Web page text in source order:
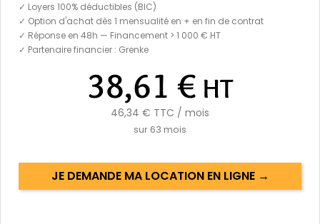
✓ Loyers 100% déductibles (BIC)
✓ Option d'achat dès 1 mensualité en + en fin de contrat
✓ Réponse en 48h — Financement > 1 000 € HT
✓ Partenaire financier : Grenke
38,61 € HT
46,34 € TTC / mois
sur 63 mois
JE DEMANDE MA LOCATION EN LIGNE →